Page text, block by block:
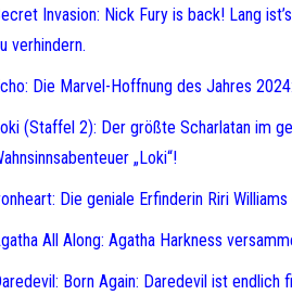
Invasion: Nick Fury is back! Lang
verhindern.
Die Marvel-Hoffnung des Jahres
(Staffel 2): Der größte Scharlatan im
„Loki“!
Die geniale Erfinderin Riri
All Along: Agatha Harkness
Born Again: Daredevil ist